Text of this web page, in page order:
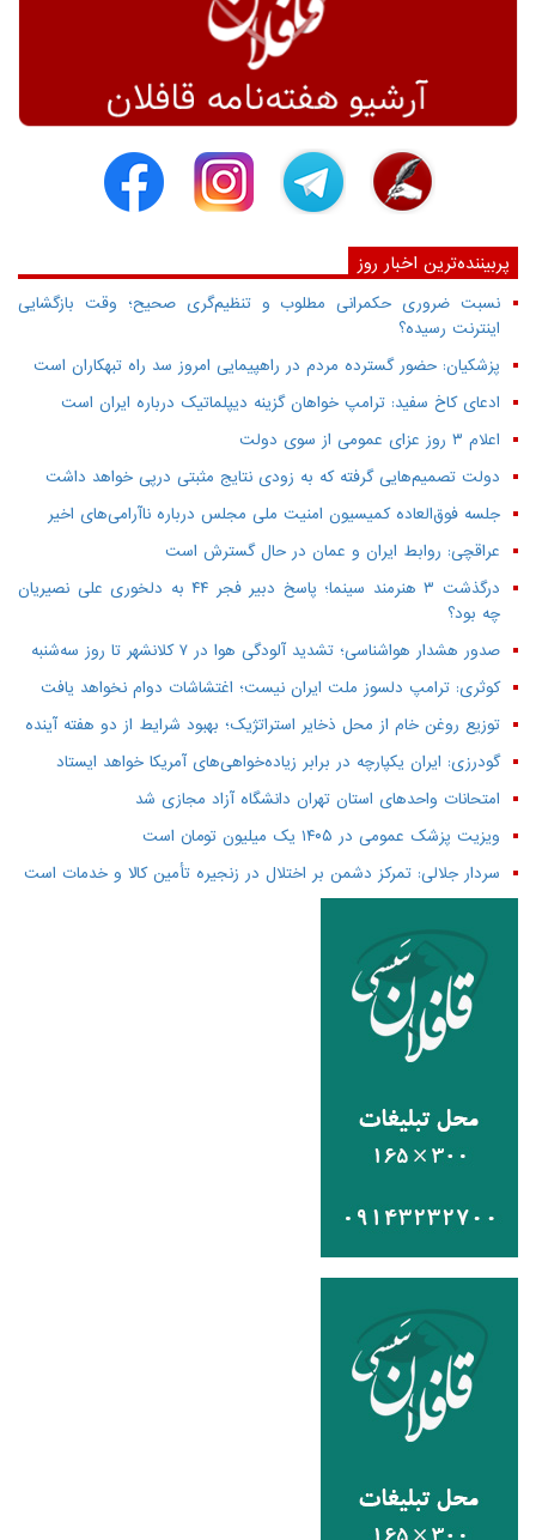
پربیننده‌ترین اخبار روز
نسبت ضروری حکمرانی مطلوب و تنظیم‌گری صحیح؛ وقت بازگشایی
اینترنت رسیده؟
پزشکیان: حضور گسترده مردم در راهپیمایی امروز سد راه تبهکاران است
ادعای کاخ سفید: ترامپ خواهان گزینه دیپلماتیک درباره ایران است
اعلام ۳ روز عزای عمومی از سوی دولت
دولت تصمیم‌هایی گرفته که به زودی نتایج مثبتی درپی خواهد داشت
جلسه فوق‌العاده کمیسیون امنیت ملی مجلس درباره ناآرامی‌های اخیر
عراقچی: روابط ایران و عمان در حال گسترش است
درگذشت ۳ هنرمند سینما؛ پاسخ دبیر فجر ۴۴ به دلخوری علی نصیریان
چه بود؟
صدور هشدار هواشناسی؛ تشدید آلودگی هوا در ۷ کلانشهر تا روز سه‌شنبه
کوثری: ترامپ دلسوز ملت ایران نیست؛ اغتشاشات دوام نخواهد یافت
توزیع روغن خام از محل ذخایر استراتژیک؛ بهبود شرایط از دو هفته آینده
گودرزی: ایران یکپارچه در برابر زیاده‌خواهی‌های آمریکا خواهد ایستاد
امتحانات واحدهای استان تهران دانشگاه آزاد مجازی شد
ویزیت پزشک عمومی در ۱۴۰۵ یک میلیون تومان است
سردار جلالی: تمرکز دشمن بر اختلال در زنجیره تأمین کالا و خدمات است